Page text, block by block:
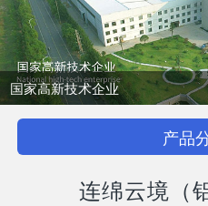
产品
连绵云境（